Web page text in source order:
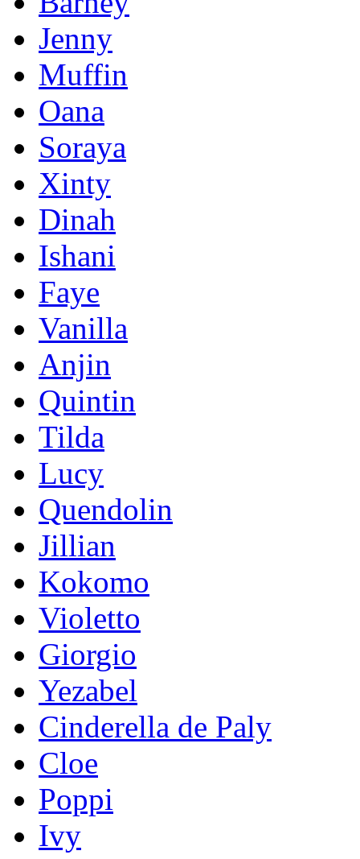
Jenny
Muffin
Oana
Soraya
Xinty
Dinah
Ishani
Faye
Vanilla
Anjin
Quintin
Tilda
Lucy
Quendolin
Jillian
Kokomo
Violetto
Giorgio
Yezabel
Cinderella de Paly
Cloe
Poppi
Ivy